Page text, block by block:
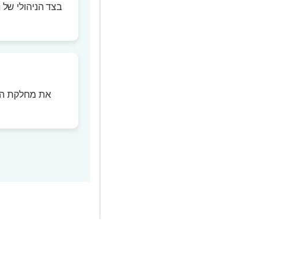
בצד הניהולי
את מחלקת